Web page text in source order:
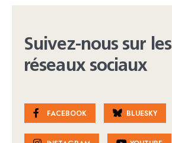
Suivez-nous sur les
réseaux sociaux
FACEBOOK BLUESKY